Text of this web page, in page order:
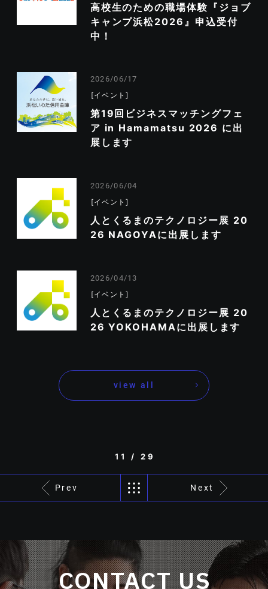
高校生のための職場体験『ジョブ
キャンプ浜松2026』申込受付
中！
2026/06/17
イベント
第19回ビジネスマッチングフェ
ア in Hamamatsu 2026 に出
展します
2026/06/04
イベント
人とくるまのテクノロジー展 20
26 NAGOYAに出展します
2026/04/13
イベント
人とくるまのテクノロジー展 20
26 YOKOHAMAに出展します
view all
11 / 29
Prev Next
CONTACT US